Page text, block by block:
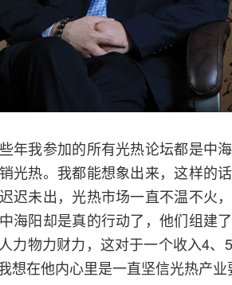
我参加的所有光热论坛都是中
光热。我都能想象出来，这样的
迟未出，光热市场一直不温不火
海阳却是真的行动了，他们组建
力物力财力，这对于一个收入4
想在他内心里是一直坚信光热产业